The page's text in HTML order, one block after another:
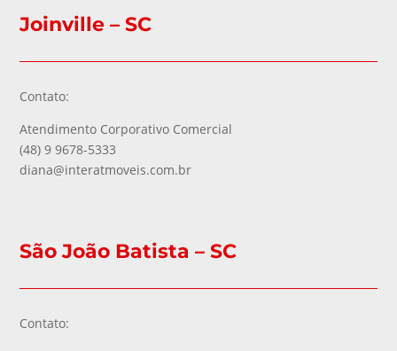
Joinville – SC
Contato:
Atendimento Corporativo Comercial
(48) 9 9678-5333
diana@interatmoveis.com.br
São João Batista – SC
Contato: